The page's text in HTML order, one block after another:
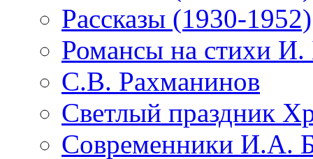
Рассказы (1930-1952)
Романсы на стихи И.
С.В. Рахманинов
Светлый праздник
Современники И.А.